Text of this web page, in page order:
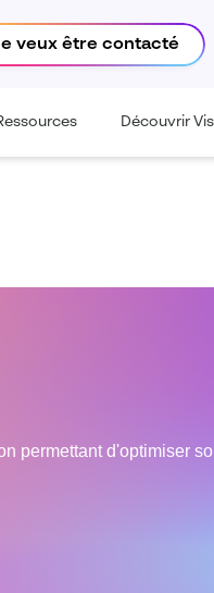
veux être contacté
Découvrir
permettant d'optimiser